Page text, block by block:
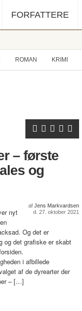
FORFATTERE
ROMAN KRIMI
– første
og
af Jens Markvardsen
d. 27. oktober 2021
nyt
Og det er
og det grafiske er skabt
i afbillede
af de dyrearter der
– […]